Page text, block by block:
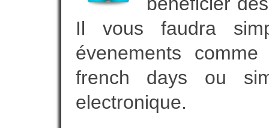
Il vous faudra
évenements
french days ou
electronique.